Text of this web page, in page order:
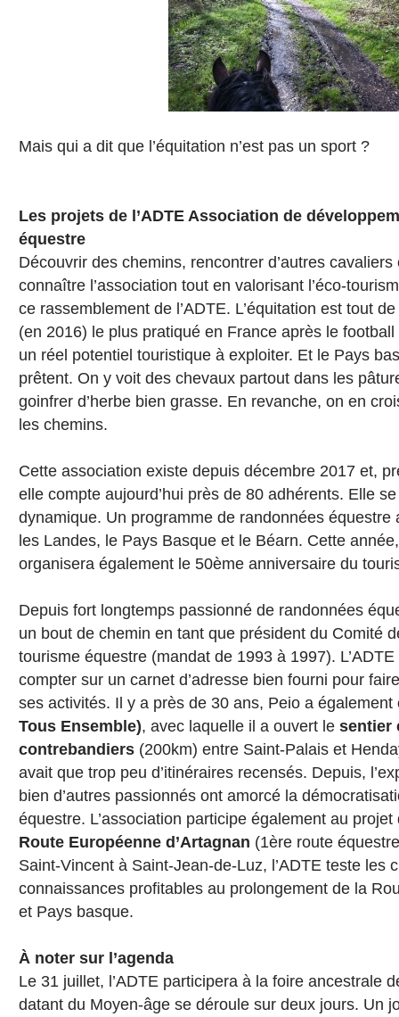
Mais qui a dit que l’équitation n’est pas un sport ?
Les projets de l’ADTE Association de
équestre
Découvrir des chemins, rencontrer d’autres
connaître l’association tout en valorisant l’éco-
ce rassemblement de l’ADTE. L’équitation est tout
(en 2016) le plus pratiqué en France après le
un réel potentiel touristique à exploiter. Et le Pays
prêtent. On y voit des chevaux partout dans les
goinfrer d’herbe bien grasse. En revanche, on en
les chemins.
Cette association existe depuis décembre 2017 et,
elle compte aujourd’hui près de 80 adhérents. Elle
dynamique. Un programme de randonnées équestre
les Landes, le Pays Basque et le Béarn. Cette
organisera également le 50ème anniversaire du
Depuis fort longtemps passionné de randonnées
un bout de chemin en tant que président du Comité
tourisme équestre (mandat de 1993 à 1997).
compter sur un carnet d’adresse bien fourni pour
ses activités. Il y a près de 30 ans, Peio a également
Tous Ensemble), avec laquelle il a ouvert le sentier
contrebandiers (200km) entre Saint-Palais et
avait que trop peu d’itinéraires recensés. Depuis,
bien d’autres passionnés ont amorcé la
équestre. L’association participe également au
Route Européenne d’Artagnan (1ère route
Saint-Vincent à Saint-Jean-de-Luz, l’ADTE teste les
connaissances profitables au prolongement de la
et Pays basque.
À noter sur l’agenda
Le 31 juillet, l’ADTE participera à la foire ancestrale
datant du Moyen-âge se déroule sur deux jours. Un